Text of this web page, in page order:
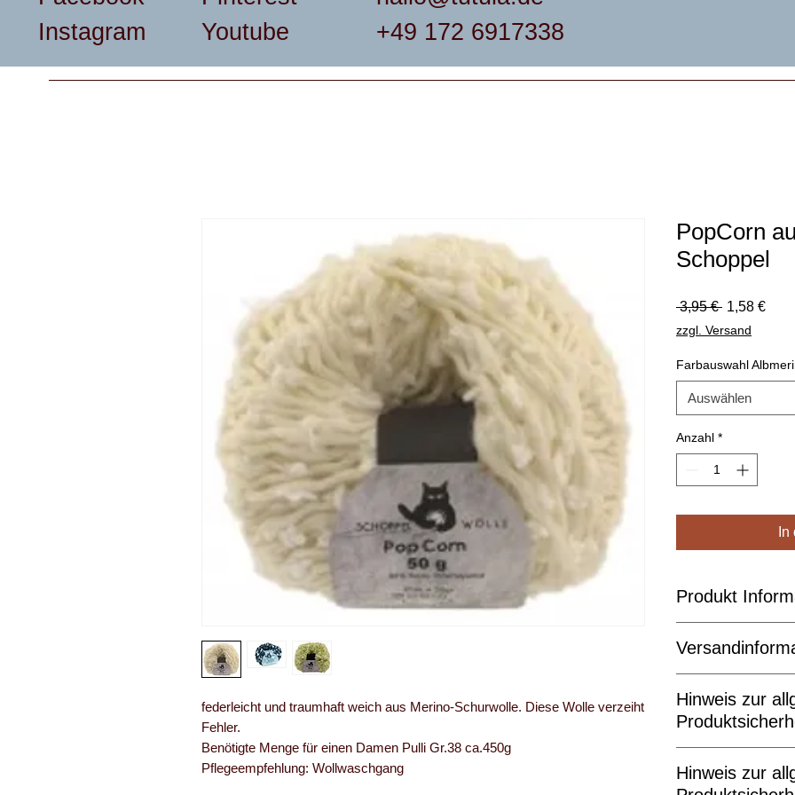
Instagram
Youtube
+49 172 6917338
federleicht und traumhaft weich aus Merino-Schurwolle. Diese Wolle verzeiht
Fehler.
Benötigte Menge für einen Damen Pulli Gr.38 ca.450g
Pflegeempfehlung: Wollwaschgang
PopCorn
Schoppel
3,95 € 1,58 €Sale-
zzgl. Versand
Farbauswahl
Auswählen
Anzahl *
Produkt
Material:65%
Farbe:natur/
Größe:
Lauflänge:65m
Nadelstärke:6-
Maschenprobe:
Handwaesche/
beträgt 2-3 Tage.
Hinweis zur
Hersteller /
Verantwortlicher
Hinweis zur